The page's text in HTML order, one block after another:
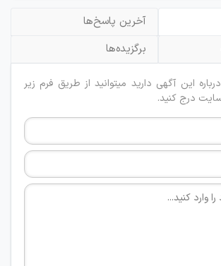
آخرین پاسخ‌ها
برگزیده‌ها
این آگهی دارید میتوانید از طریق فرم زیر
درج کنید.